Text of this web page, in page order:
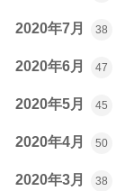
2020年7月 38
2020年6月 47
2020年5月 45
2020年4月 50
2020年3月 38